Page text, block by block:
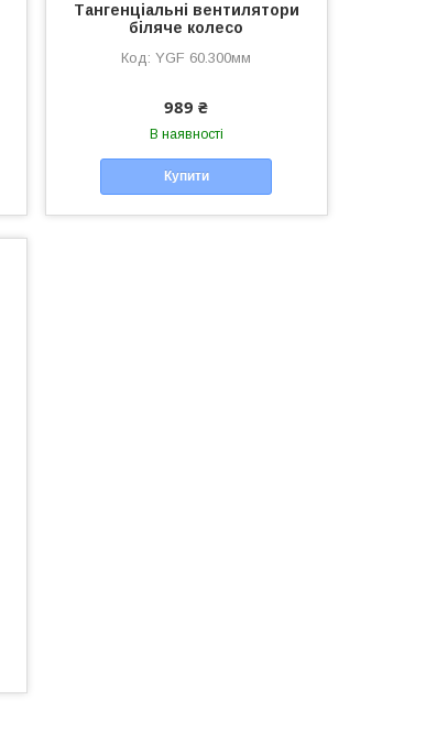
Тангенціальні вентилятори
біляче колесо
YGF 60.300мм
989 ₴
В наявності
Купити